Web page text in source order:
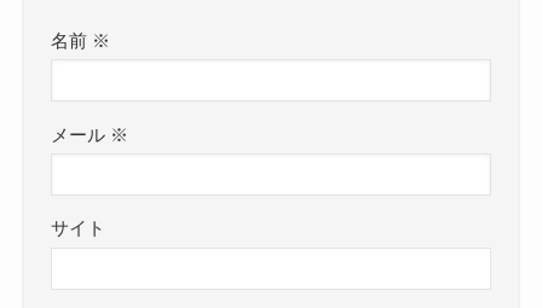
名前 ※
メール ※
サイト